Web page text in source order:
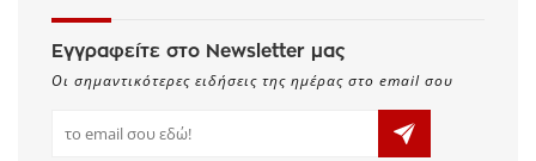
Newsletter
Εγγραφείτε στο Newsletter μας
Οι σημαντικότερες ειδήσεις της ημέρας στο email σου